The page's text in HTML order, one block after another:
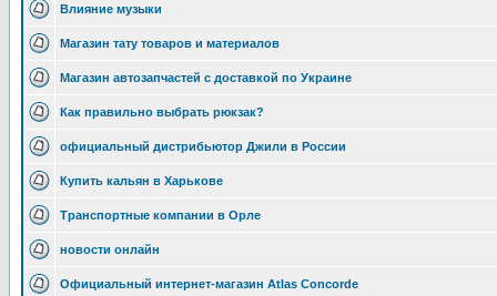
Влияние музыки
Магазин тату товаров и материалов
Магазин автозапчастей с доставкой по Украине
Как правильно выбрать рюкзак?
официальный дистрибьютор Джили в России
Купить кальян в Харькове
Транспортные компании в Орле
новости онлайн
Официальный интернет-магазин Atlas Concorde